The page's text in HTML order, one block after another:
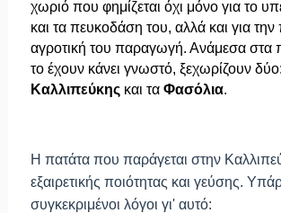
χωριό που φημίζεται όχι μόνο για το
και τα πευκοδάση του, αλλά και για
αγροτική του παραγωγή. Ανάμεσα στα
το έχουν κάνει γνωστό, ξεχωρίζουν
Καλλιπεύκηςκαι τα Φασόλια.
Η πατάτα που παράγεται στην
εξαιρετικής ποιότητας και γεύσης.
συγκεκριμένοι λόγοι γι' αυτό: